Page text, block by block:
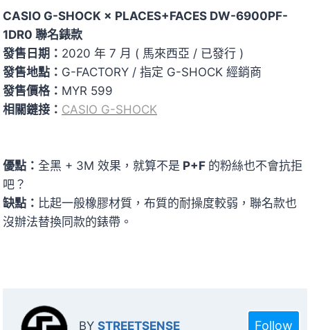
CASIO G-SHOCK × PLACES+FACES DW-6900PF-
1DR0 聯名錶款
發售日期： 2020 年 7 月 ( 馬來西亞 / 已發行 )
發售地點： G-FACTORY / 指定 G-SHOCK 經銷商
發售價格： MYR 599
相關鏈接： CASIO G-SHOCK
優點： 全黑 + 3M 效果，就算不是 P+F 的粉絲也不會抗拒
吧？
缺點： 比起一般橡膠材質，布質的耐操度較弱，聯名款也
沒辦法替換同款的錶帶。
BY STREETSENSE Follow